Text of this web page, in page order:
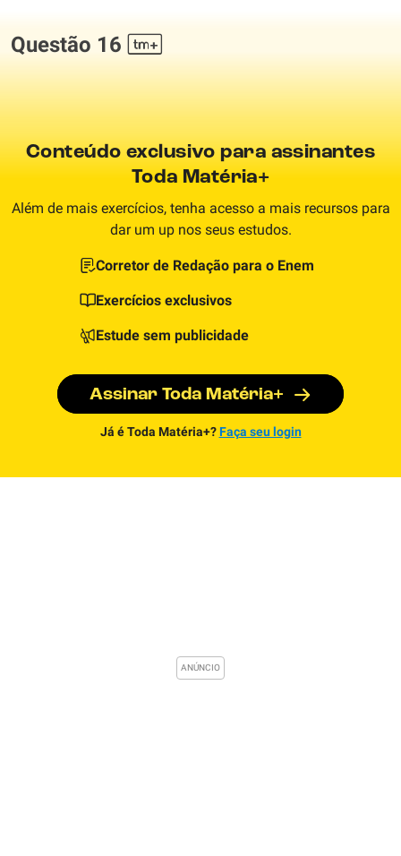
Questão 16
Conteúdo exclusivo para assinantes
Toda Matéria+
Além de mais exercícios, tenha acesso a mais recursos para
dar um up nos seus estudos.
Corretor de Redação para o Enem
Exercícios exclusivos
Estude sem publicidade
Assinar Toda Matéria+
Já é Toda Matéria+? Faça seu login